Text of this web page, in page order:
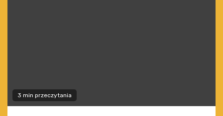
3 min przeczytania